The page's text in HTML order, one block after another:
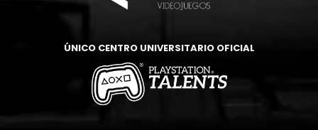
ÚNICO CENTRO UNIVERSITARIO OFICIAL